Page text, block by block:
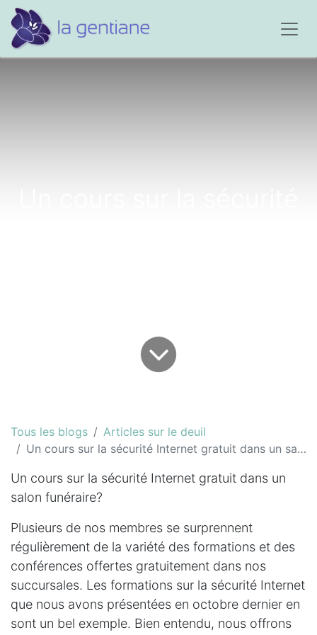
Tous les blogs
Articles sur le deuil
Un cours sur la sécurité Internet gratuit dans un salon funéraire?
Un cours sur la sécurité Internet gratuit dans un
salon funéraire?
Plusieurs de nos membres se surprennent
régulièrement de la variété des formations et des
conférences offertes gratuitement dans nos
succursales. Les formations sur la sécurité Internet
que nous avons présentées en octobre dernier en
sont un bel exemple. Bien entendu, nous offrons